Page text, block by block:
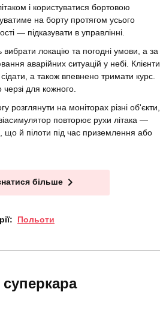
і користуватися бортовою
на борту протягом усього
— підказувати в управлінні.
вибрати локацію та погодні умови, а за
аварійних ситуацій у небі. Клієнти
а також впевнено тримати курс.
для кожного.
розглянути на моніторах різні об'єкти,
повторює рухи літака —
що й пілоти під час приземлення або
більше
Польоти